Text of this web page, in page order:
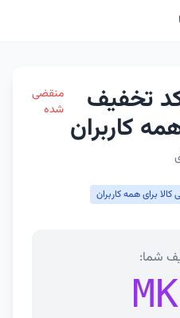
کد تخفیف
کاربران
منقضی
شده
برای همه کاربران
شما: